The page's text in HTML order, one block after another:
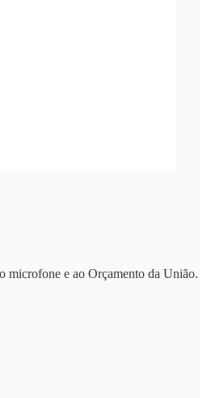
microfone e ao Orçamento da União.